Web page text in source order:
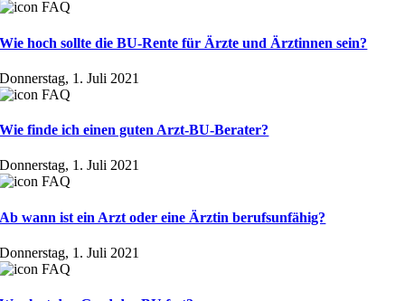
Wie hoch sollte die BU-Rente für Ärzte und Ärztinnen sein?
Donnerstag, 1. Juli 2021
Wie finde ich einen guten Arzt-BU-Berater?
Donnerstag, 1. Juli 2021
Ab wann ist ein Arzt oder eine Ärztin berufsunfähig?
Donnerstag, 1. Juli 2021